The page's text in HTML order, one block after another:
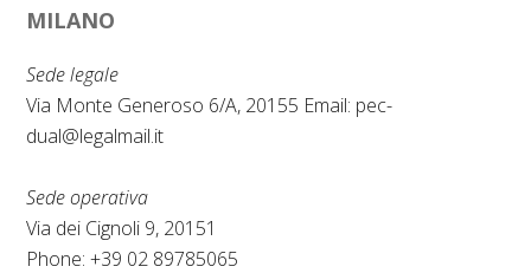
c
e
b
o
n
k
e
d
n
MILANO
Sede legale
Via Monte Generoso 6/A, 20155 Email: pec-
dual@legalmail.it
Sede operativa
Via dei Cignoli 9, 20151
Phone: +39 02 89785065